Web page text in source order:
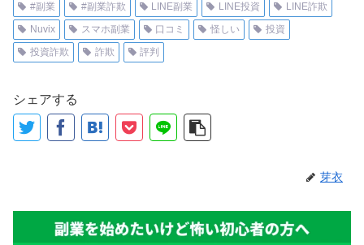
#副業 #副業詐欺 LINE副業 LINE投資
LINE詐欺
Nuvix
スマホ副業 口コミ 怪しい
投資
投資詐欺
詐欺 評判
シェアする
芽衣